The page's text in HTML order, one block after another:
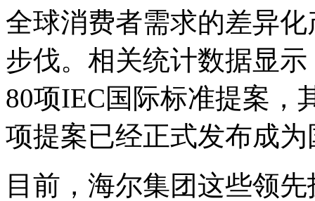
全球消费者需求的差异
步伐。相关统计数据显
80项IEC国际标准提案，
项提案已经正式发布成
目前，海尔集团这些领